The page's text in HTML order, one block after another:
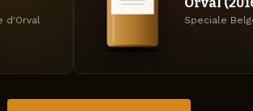
d'Orval Speciale